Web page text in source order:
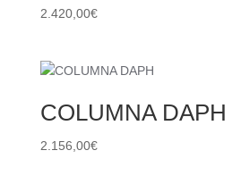
2.420,00€
COLUMNA DAPH
2.156,00€